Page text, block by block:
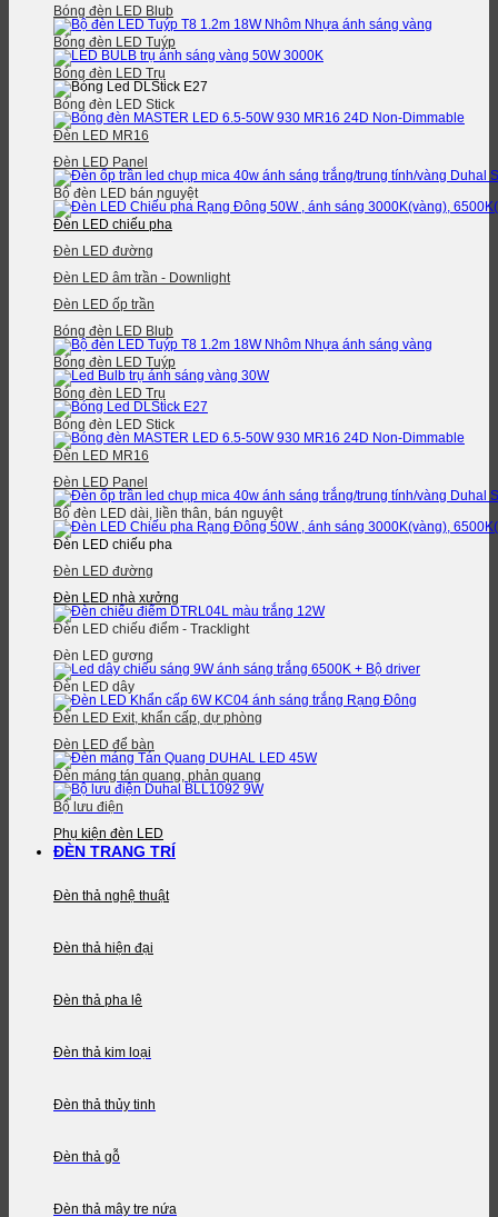
Bóng đèn LED Blub
Bóng đèn LED Tuýp
Bóng đèn LED Trụ
Bóng đèn LED Stick
Đèn LED MR16
Đèn LED Panel
Bộ đèn LED bán nguyệt
Đèn LED chiếu pha
Đèn LED đường
Đèn LED âm trần - Downlight
Đèn LED ốp trần
Bóng đèn LED Blub
Bóng đèn LED Tuýp
Bóng đèn LED Trụ
Bóng đèn LED Stick
Đèn LED MR16
Đèn LED Panel
Bộ đèn LED dài, liền thân, bán nguyệt
Đèn LED chiếu pha
Đèn LED đường
Đèn LED nhà xưởng
Đèn LED chiếu điểm - Tracklight
Đèn LED gương
Đèn LED dây
Đèn LED Exit, khẩn cấp, dự phòng
Đèn LED để bàn
Đèn máng tán quang, phản quang
Bộ lưu điện
Phụ kiện đèn LED
ĐÈN TRANG TRÍ
Đèn thả nghệ thuật
Đèn thả hiện đại
Đèn thả pha lê
Đèn thả kim loại
Đèn thả thủy tinh
Đèn thả gỗ
Đèn thả mây tre nứa